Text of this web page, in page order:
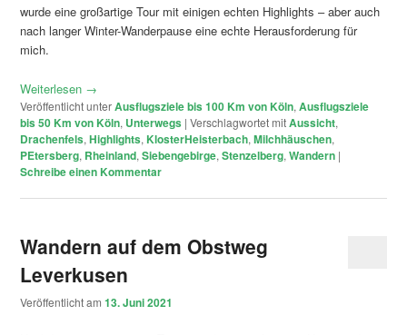
wurde eine großartige Tour mit einigen echten Highlights – aber auch
nach langer Winter-Wanderpause eine echte Herausforderung für
mich.
Weiterlesen →
Veröffentlicht unterAusflugsziele bis 100 Km von Köln,Ausflugsziele
bis 50 Km von Köln, Unterwegs |Verschlagwortet mitAussicht,
Drachenfels,Highlights,KlosterHeisterbach,Milchhäuschen,
PEtersberg, Rheinland,Siebengebirge,Stenzelberg,Wandern |
Schreibe einen Kommentar
Wandern auf dem Obstweg
Leverkusen
Veröffentlicht am13. Juni 2021